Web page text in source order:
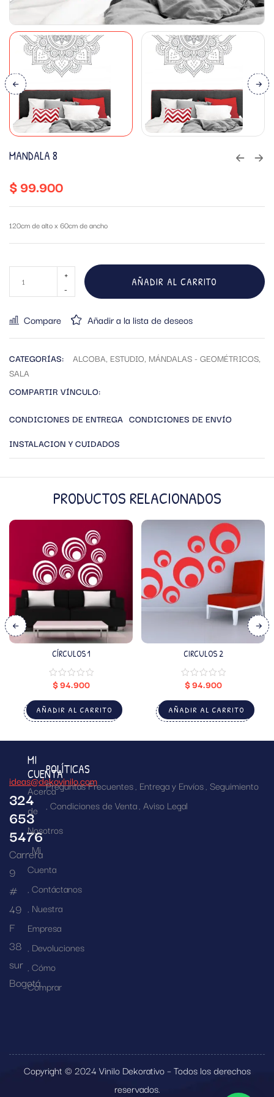
MANDALA 8
$99.900
120cm de alto x 60cm de ancho
AÑADIR AL CARRITO
Compare Añadir a la lista de deseos
CATEGORÍAS: ALCOBA, ESTUDIO, MÁNDALAS - GEOMÉTRICOS,
SALA
COMPARTIR VÍNCULO:
CONDICIONES DE ENTREGA CONDICIONES DE ENVÍO
INSTALACION Y CUIDADOS
PRODUCTOS RELACIONADOS
CÍRCULOS 1
$94.900
AÑADIR AL CARRITO
CIRCULOS 2
$94.900
AÑADIR AL CARRITO
ideas@dekovinilo.com
324
653
5476
Carrera
9
#
49
F
38
sur
Bogotá
MI
CUENTA
Acerca
de
Nosotros
Mi
Cuenta
Contáctanos
Nuestra
Empresa
Devoluciones
Cómo
Comprar
POLÍTICAS
Preguntas Frecuentes Entrega y Envíos Seguimiento
Condiciones de Venta Aviso Legal
Copyright © 2024 Vinilo Dekorativo – Todos los derechos
reservados.